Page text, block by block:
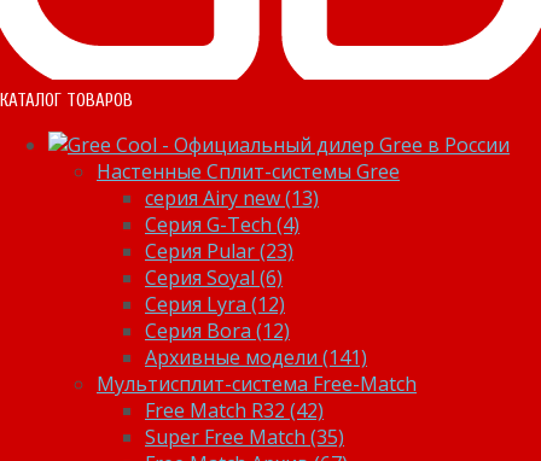
КАТАЛОГ ТОВАРОВ
Настенные Сплит-системы Gree
серия Airy new (13)
Серия G-Tech (4)
Серия Pular (23)
Cерия Soyal (6)
Серия Lyra (12)
Серия Bora (12)
Архивные модели (141)
Мультисплит-система Free-Match
Free Match R32 (42)
Super Free Match (35)